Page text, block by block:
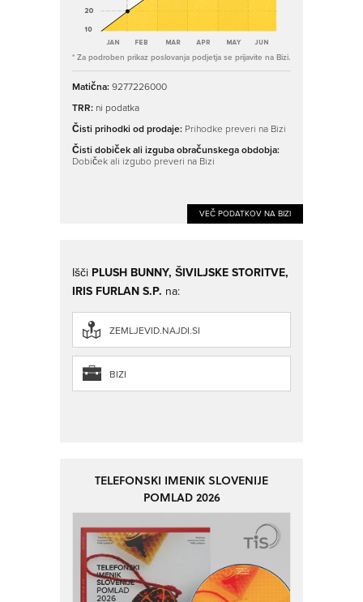
* Za podroben prikaz poslovanja podjetja se prijavite na Bizi.
Matična:9277226000
TRR: ni podatka
Čisti prihodki od prodaje: Prihodke preveri na Bizi
Čisti dobiček ali izguba obračunskega obdobja:
Dobiček ali izgubo preveri na Bizi
VEČ PODATKOV NA BIZI
Išči PLUSH BUNNY, ŠIVILJSKE STORITVE,
IRIS FURLAN S.P. na:
ZEMLJEVID.NAJDI.SI
BIZI
TELEFONSKI IMENIK SLOVENIJE
POMLAD 2026